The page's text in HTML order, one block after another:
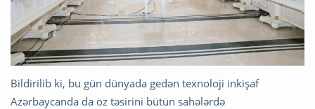
Bildirilib ki, bu gün dünyada gedən texnoloji inkişaf
Azərbaycanda da öz təsirini bütün sahələrdə